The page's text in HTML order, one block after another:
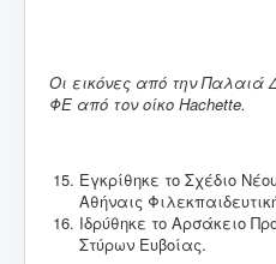
Οι εικόνες από την Παλαιά
ΦΕ από τον οίκο Hachette.
Εγκρίθηκε το Σχέδιο
Αθήναις
Ιδρύθηκε το Αρσάκειο
Στύρων Ευβοίας.